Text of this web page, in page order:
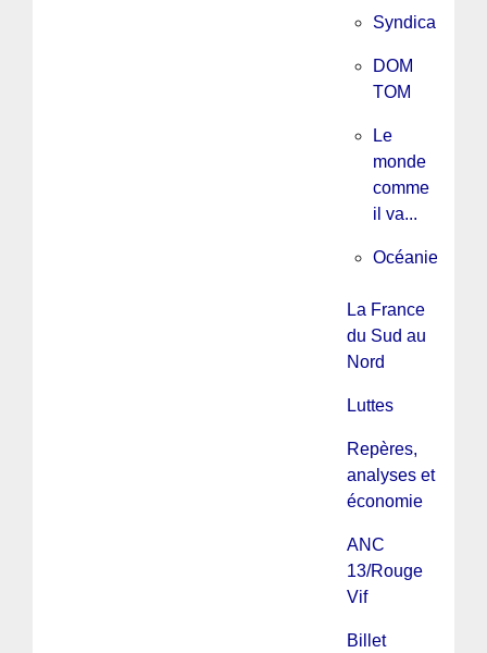
Syndicalisme
DOM
TOM
Le
monde
comme
il va...
Océanie
La France
du Sud au
Nord
Luttes
Repères,
analyses et
économie
ANC
13/Rouge
Vif
Billet